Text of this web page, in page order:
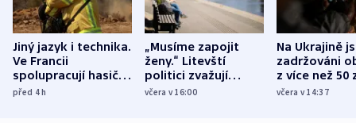
Jiný jazyk i technika.
Ve Francii
spolupracují hasiči z
různých zemí
před 4h
„Musíme zapojit
ženy.“ Litevští
politici zvažují
dohodu o
včera v 16:00
Na Ukrajině
zadržováni
z více než 50
Bojovali na
včera v 14:37